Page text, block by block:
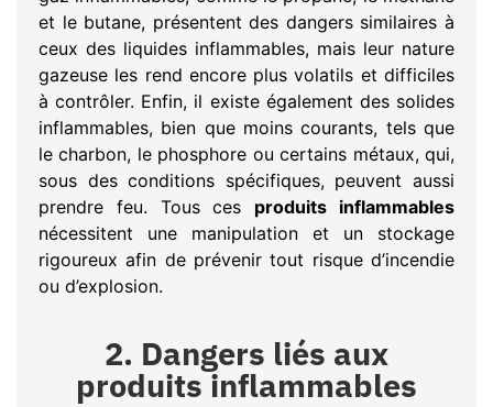
et le butane, présentent des dangers similaires à
ceux des liquides inflammables, mais leur nature
gazeuse les rend encore plus volatils et difficiles
à contrôler. Enfin, il existe également des solides
inflammables, bien que moins courants, tels que
le charbon, le phosphore ou certains métaux, qui,
sous des conditions spécifiques, peuvent aussi
prendre feu. Tous ces produits inflammables
nécessitent une manipulation et un stockage
rigoureux afin de prévenir tout risque d’incendie
ou d’explosion.
2. Dangers liés aux
produits inflammables